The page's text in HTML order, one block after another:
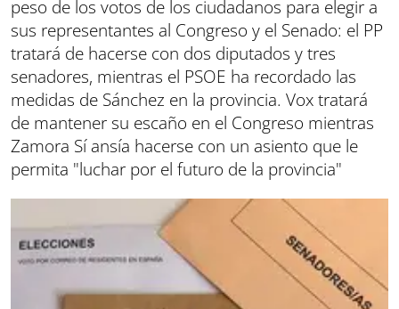
peso de los votos de los ciudadanos para elegir a
sus representantes al Congreso y el Senado: el PP
tratará de hacerse con dos diputados y tres
senadores, mientras el PSOE ha recordado las
medidas de Sánchez en la provincia. Vox tratará
de mantener su escaño en el Congreso mientras
Zamora Sí ansía hacerse con un asiento que le
permita "luchar por el futuro de la provincia"